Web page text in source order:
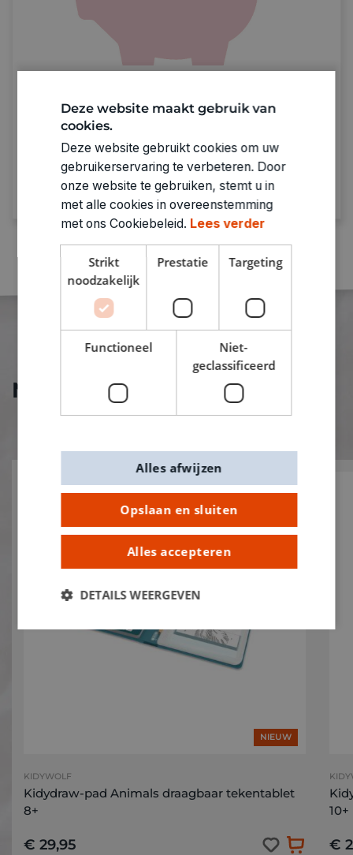
Spaar bij punten bij elke aankoop.Genoeg
punten = prijzen verzilveren!
Ontdek meer
Nieuw bij De Banier!
NIEUW
KIDYWOLF
Kidydraw-pad Animals draagbaar tekentablet
8+
€ 29,95
10+
€
Deze website maakt gebruik van
cookies.
Deze website gebruikt cookies om uw
gebruikerservaring te verbeteren. Door
onze website te gebruiken, stemt u in
met alle cookies in overeenstemming
met ons Cookiebeleid. Lees verder
Strikt
noodzakelijk
Prestatie Targeting
Functioneel
Niet-
geclassificeerd
Opslaan en sluiten
Alles accepteren
Alles afwijzen
DETAILS WEERGEVEN